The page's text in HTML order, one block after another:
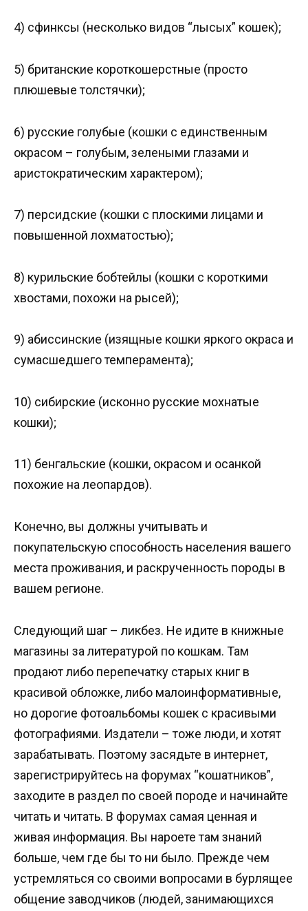
4) сфинксы (несколько видов “лысых” кошек);
5) британские короткошерстные (просто
плюшевые толстячки);
6) русские голубые (кошки с единственным
окрасом – голубым, зелеными глазами и
аристократическим характером);
7) персидские (кошки с плоскими лицами и
повышенной лохматостью);
8) курильские бобтейлы (кошки с короткими
хвостами, похожи на рысей);
9) абиссинские (изящные кошки яркого окраса и
сумасшедшего темперамента);
10) сибирские (исконно русские мохнатые
кошки);
11) бенгальские (кошки, окрасом и осанкой
похожие на леопардов).
Конечно, вы должны учитывать и
покупательскую способность населения вашего
места проживания, и раскрученность породы в
вашем регионе.
Следующий шаг – ликбез. Не идите в книжные
магазины за литературой по кошкам. Там
продают либо перепечатку старых книг в
красивой обложке, либо малоинформативные,
но дорогие фотоальбомы кошек с красивыми
фотографиями. Издатели – тоже люди, и хотят
зарабатывать. Поэтому засядьте в интернет,
зарегистрируйтесь на форумах “кошатников”,
заходите в раздел по своей породе и начинайте
читать и читать. В форумах самая ценная и
живая информация. Вы нароете там знаний
больше, чем где бы то ни было. Прежде чем
устремляться со своими вопросами в бурлящее
общение заводчиков (людей, занимающихся